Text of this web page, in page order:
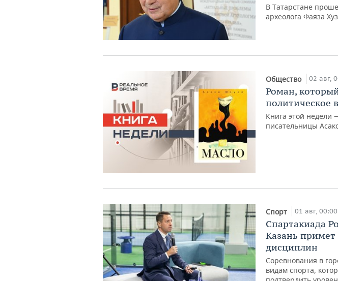
В Татарстане
археолога Фаяза
Общество 02 авг,
Роман,
политическое
Книга этой недели
писательницы
Спорт 01 авг, 00:00
Спартакиада
Казань примет
дисциплин
Соревнования в
видам спорта,